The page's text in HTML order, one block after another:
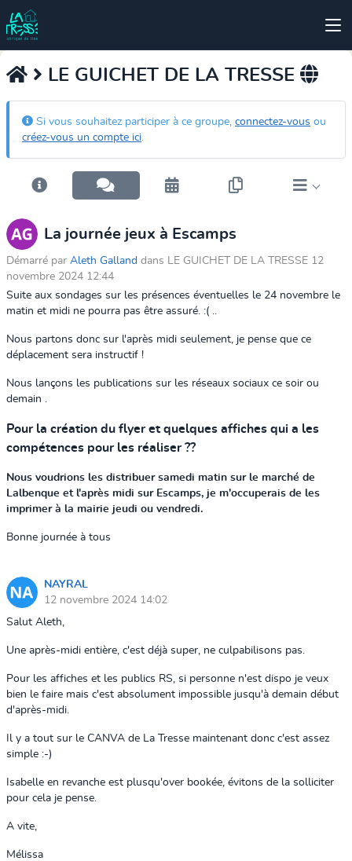
LE GUICHET DE LA TRESSE
Si vous souhaitez participer à ce groupe, connectez-vous ou
créez-vous un compte ici.
La journée jeux à Escamps
Démarré par Aleth Galland dans LE GUICHET DE LA TRESSE 12
novembre 2024 12:44
Suite aux sondages sur les présences éventuelles le 24 novembre le
matin et midi ne pourra pas être assuré. :( ..
Nous partons donc sur l'après midi seulement, je pense que ce
déplacement sera instructif !
Nous lançons les publications sur les réseaux sociaux ce soir ou
demain .
Pour la création du flyer et quelques affiches qui a les
compétences pour les réaliser ??
Nous voudrions les distribuer samedi matin sur le marché de
Lalbenque et l'après midi sur Escamps, je m'occuperais de les
imprimer à la mairie jeudi ou vendredi.
Bonne journée à tous
NAYRAL
12 novembre 2024 14:02
Salut Aleth,
Une après-midi entière, c'est déjà super, ne culpabilisons pas.
Pour les affiches et les publics RS, si personne n'est dispo je veux
bien le faire mais c'est absolument impossible jusqu'à demain début
d'après-midi.
Il y a tout sur le CANVA de La Tresse maintenant donc c'est assez
simple :-)
Isabelle en revanche est plusqu'over bookée, évitons de la solliciter
pour cela je pense.
A vite,
Mélissa